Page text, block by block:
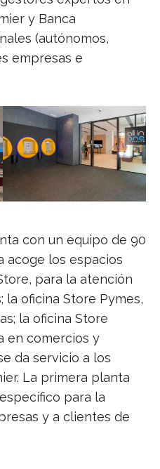
y Banca
(autónomos,
empresas e
con un equipo de 90
acoge los espacios
para la atención
oficina Store Pymes,
la oficina Store
en comercios y
da servicio a los
La primera planta
para la
y a clientes de